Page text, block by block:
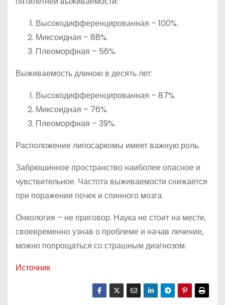
Высокодифференцированная – 100%.
Миксоидная – 88%.
Плеоморфная – 56%.
Выживаемость длиною в десять лет:
Высокодифференцированная – 87%.
Миксоидная – 76%.
Плеоморфная – 39%.
Расположение липосаркомы имеет важную роль.
Забрюшинное пространство наиболее опасное и
чувствительное. Частота выживаемости снижается
при поражении почек и спинного мозга.
Онкология – не приговор. Наука не стоит на месте,
своевременно узнав о проблеме и начав лечение,
можно попрощаться со страшным диагнозом.
Источник